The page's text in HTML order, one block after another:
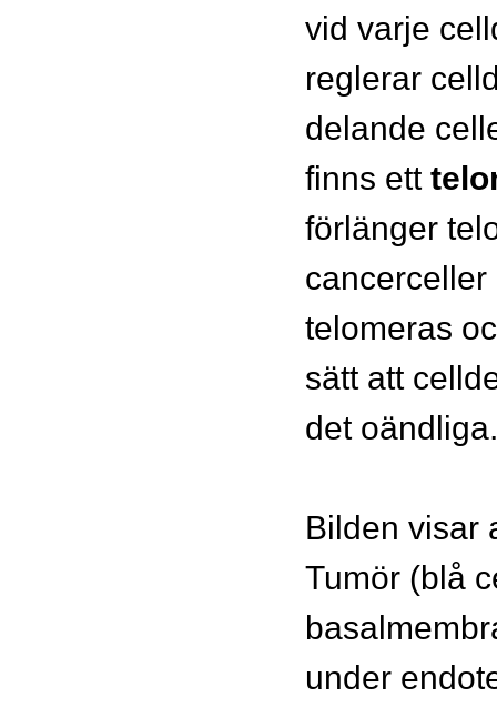
vid varje
reglerar
delande
finns ett
förlänger
telomeras
sätt att
det oändliga.
Bilden visar
Tumör (blå
under